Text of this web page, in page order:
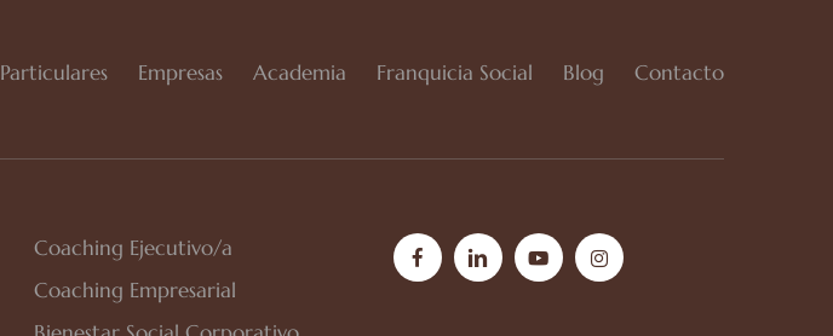
Particulares Empresas Academia Franquicia Social Blog Contacto
Coaching Ejecutivo/a
Coaching Empresarial
facebooklinkedinyoutubeinstagram